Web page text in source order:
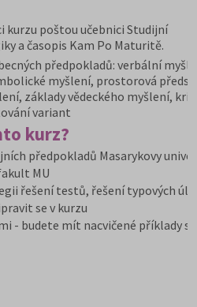
kurzu poštou učebnici Studijní
a časopis Kam Po Maturitě.
předpokladů: verbální
myšlení, prostorová
základy vědeckého myšlení,
variant
kurz?
předpokladů Masarykovy
MU
řešení testů, řešení typových
se v kurzu
- budete mít nacvičené příklady